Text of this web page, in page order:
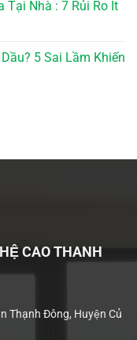
Tại Nhà : 7 Rủi Ro Ít
5 Sai Lầm Khiến
CAO THANH
Thạnh Đông, Huyện Củ